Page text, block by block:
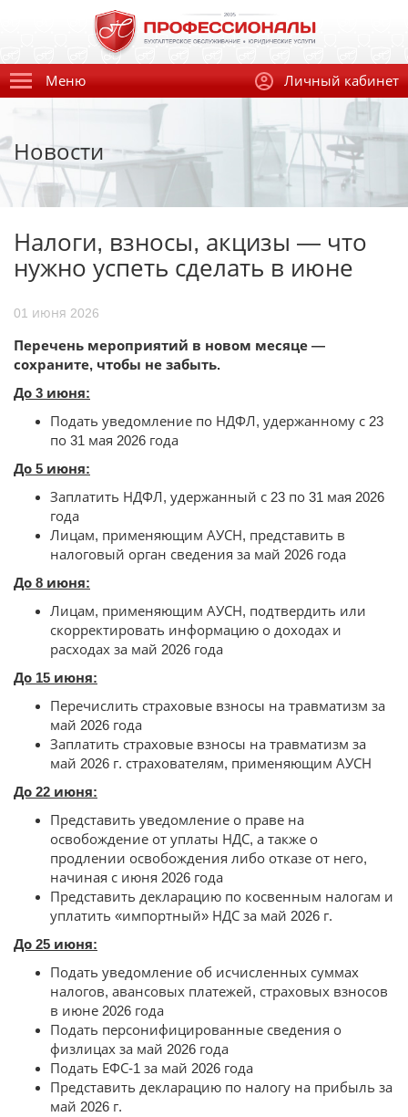
Меню Личный кабинет
Новости
Налоги, взносы, акцизы — что
нужно успеть сделать в июне
01 июня 2026
Перечень мероприятий в новом месяце —
сохраните, чтобы не забыть.
До 3 июня:
Подать уведомление по НДФЛ, удержанному с 23
по 31 мая 2026 года
До 5 июня:
Заплатить НДФЛ, удержанный с 23 по 31 мая 2026
года
Лицам, применяющим АУСН, представить в
налоговый орган сведения за май 2026 года
До 8 июня:
Лицам, применяющим АУСН, подтвердить или
скорректировать информацию о доходах и
расходах за май 2026 года
До 15 июня:
Перечислить страховые взносы на травматизм за
май 2026 года
Заплатить страховые взносы на травматизм за
май 2026 г. страхователям, применяющим АУСН
До 22 июня:
Представить уведомление о праве на
освобождение от уплаты НДС, а также о
продлении освобождения либо отказе от него,
начиная с июня 2026 года
Представить декларацию по косвенным налогам и
уплатить «импортный» НДС за май 2026 г.
До 25 июня:
Подать уведомление об исчисленных суммах
налогов, авансовых платежей, страховых взносов
в июне 2026 года
Подать персонифицированные сведения о
физлицах за май 2026 года
Подать ЕФС-1 за май 2026 года
Представить декларацию по налогу на прибыль за
май 2026 г.